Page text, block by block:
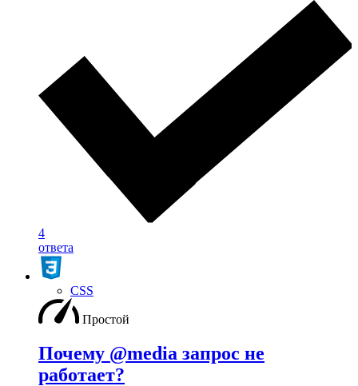
4
ответа
CSS
Простой
Почему @media запрос не
работает?